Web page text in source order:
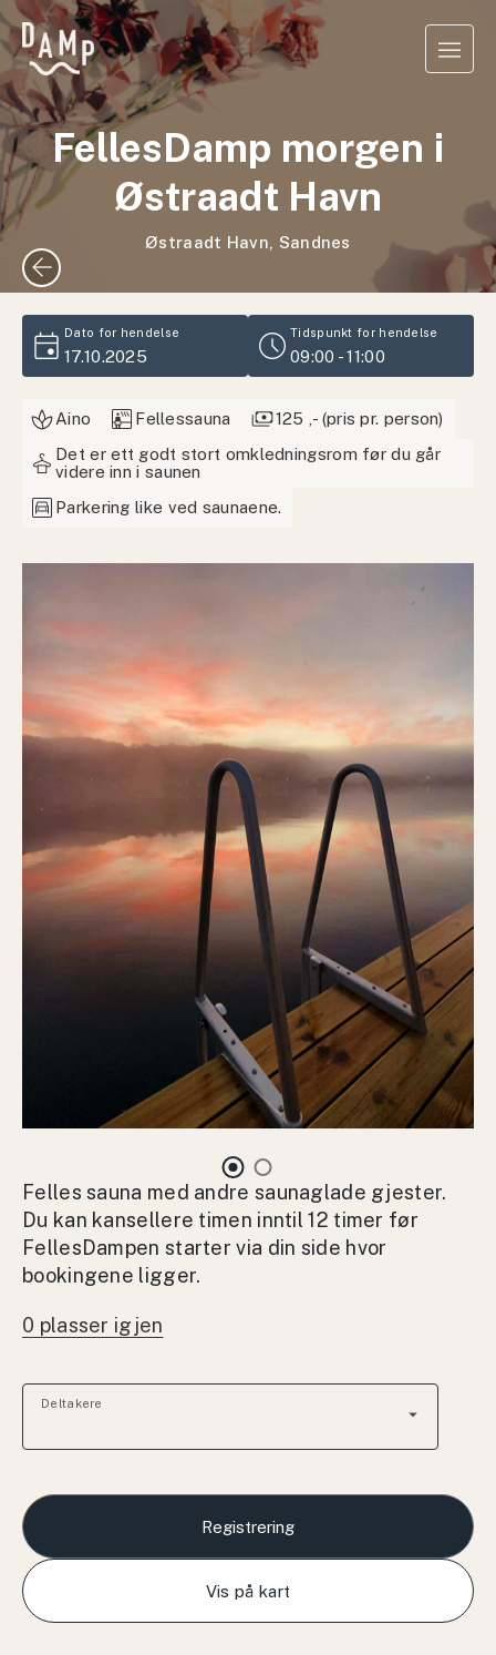
FellesDamp morgen i
Østraadt Havn
Østraadt Havn, Sandnes
arrow_back
event Dato for hendelse
17.10.2025 schedule Tidspunkt for hendelse
09:00 - 11:00
Aino sauna Fellessauna payments125 ,- (pris pr. person)
styler Det er ett godt stort omkledningsrom før du går
videre inn i saunen
garage Parkering like ved saunaene.
Felles sauna med andre saunaglade gjester.
Du kan kansellere timen inntil 12 timer før
FellesDampen starter via din side hvor
bookingene ligger.
0 plasser igjen
Deltakere arrow_drop_down
Registrering
Vis på kart